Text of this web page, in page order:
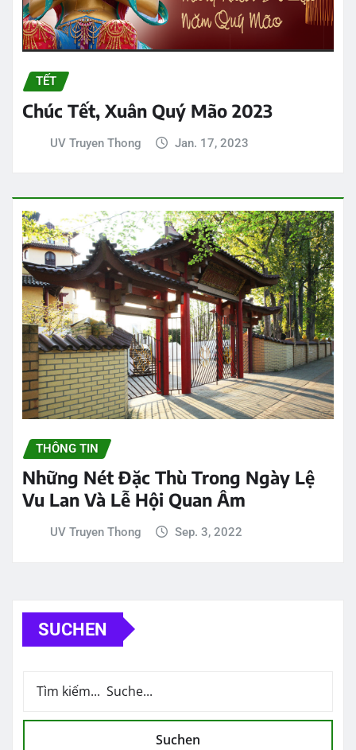
TẾT
Chúc Tết, Xuân Quý Mão 2023
UV Truyen Thong Jan. 17, 2023
THÔNG TIN
Những Nét Đặc Thù Trong Ngày Lệ
Vu Lan Và Lễ Hội Quan Âm
UV Truyen Thong Sep. 3, 2022
SUCHEN
Suchen